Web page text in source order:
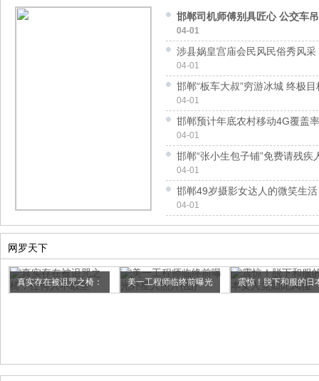
邯郸司机师傅别具匠心 公交车
04-01
涉县娲皇宫庙会民风民俗秀风采
04-01
邯郸“板车大叔”穷游冰城 终极
04-01
邯郸预计年底农村移动4G覆盖
04-01
邯郸“张小生包子铺”免费请残疾
04-01
邯郸49岁摄影女达人的微笑生活
04-01
网罗天下
真实存在被诅咒之椅： 美一工程师临终前曝光 震惊！脱下和服的日